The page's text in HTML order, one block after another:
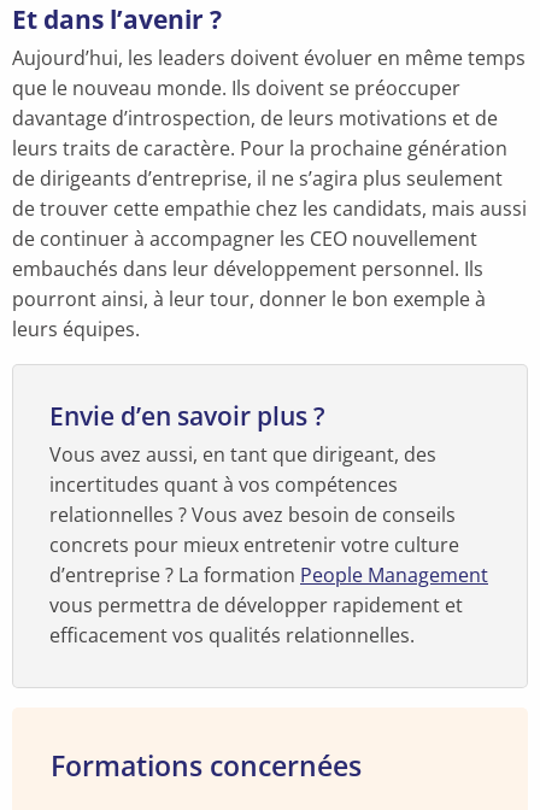
Et dans l’avenir ?
Aujourd’hui, les leaders doivent évoluer en même temps
que le nouveau monde. Ils doivent se préoccuper
davantage d’introspection, de leurs motivations et de
leurs traits de caractère. Pour la prochaine génération
de dirigeants d’entreprise, il ne s’agira plus seulement
de trouver cette empathie chez les candidats, mais aussi
de continuer à accompagner les CEO nouvellement
embauchés dans leur développement personnel. Ils
pourront ainsi, à leur tour, donner le bon exemple à
leurs équipes.
Envie d’en savoir plus ?
Vous avez aussi, en tant que dirigeant, des
incertitudes quant à vos compétences
relationnelles ? Vous avez besoin de conseils
concrets pour mieux entretenir votre culture
d’entreprise ? La formation People Management
vous permettra de développer rapidement et
efficacement vos qualités relationnelles.
Formations concernées